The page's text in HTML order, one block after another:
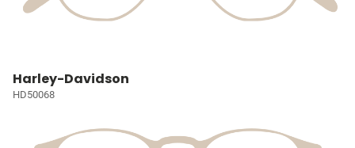
Harley-Davidson
HD50068